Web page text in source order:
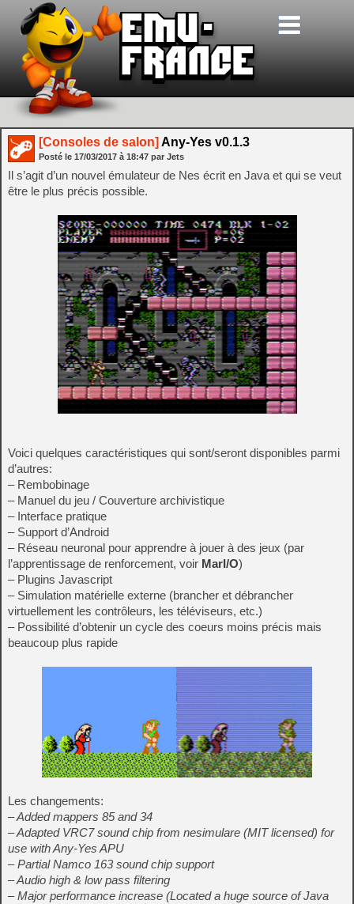
[Consoles de salon] Any-Yes v0.1.3
Posté le 17/03/2017 à 18:47 par Jets
Il s’agit d’un nouvel émulateur de Nes écrit en Java et qui se veut
être le plus précis possible.
Voici quelques caractéristiques qui sont/seront disponibles parmi
d’autres:
– Rembobinage
– Manuel du jeu / Couverture archivistique
– Interface pratique
– Support d’Android
– Réseau neuronal pour apprendre à jouer à des jeux (par
l’apprentissage de renforcement, voir MarI/O)
– Plugins Javascript
– Simulation matérielle externe (brancher et débrancher
virtuellement les contrôleurs, les téléviseurs, etc.)
– Possibilité d’obtenir un cycle des coeurs moins précis mais
beaucoup plus rapide
Les changements:
– Added mappers 85 and 34
– Adapted VRC7 sound chip from nesimulare (MIT licensed) for
use with Any-Yes APU
– Partial Namco 163 sound chip support
– Audio high & low pass filtering
– Major performance increase (Located a huge source of Java